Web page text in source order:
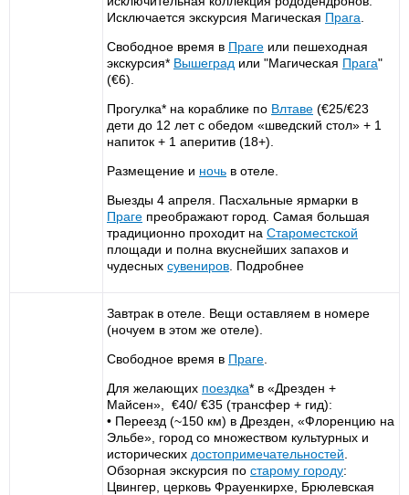
Исключается экскурсия Магическая Прага
Свободное время в Праге или пешеходная
экскурсия* Вышеград или "Магическая Прага"
(€6).
Прогулка* на кораблике по Влтаве (€25/€23
дети до 12 лет с обедом «шведский стол» + 1
напиток + 1 аперитив (18+).
Размещение и ночь в отеле.
Выезды 4 апреля. Пасхальные ярмарки в
Праге преображают город. Самая большая
традиционно проходит на Староместской
площади и полна вкуснейших запахов и
чудесных сувениров . Подробнее
Завтрак в отеле. Вещи оставляем в номере
(ночуем в этом же отеле).
Свободное время в Праге
Для желающих поездка* в «Дрезден +
Майсен», €40/ €35 (трансфер + гид):
• Переезд (~150 км) в Дрезден, «Флоренцию на
Эльбе», город со множеством культурных и
исторических достопримечательностей
Обзорная экскурсия по старому городу:
Цвингер, церковь Фрауенкирхе, Брюлевская